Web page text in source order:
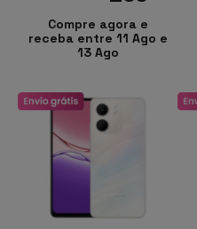
Compre agora e
receba entre 11 Ago e
13 Ago